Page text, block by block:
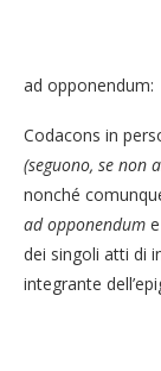
ad opponendum:
Codacons in
(seguono, se non
nonché
ad opponendum e
dei singoli atti di
integrante